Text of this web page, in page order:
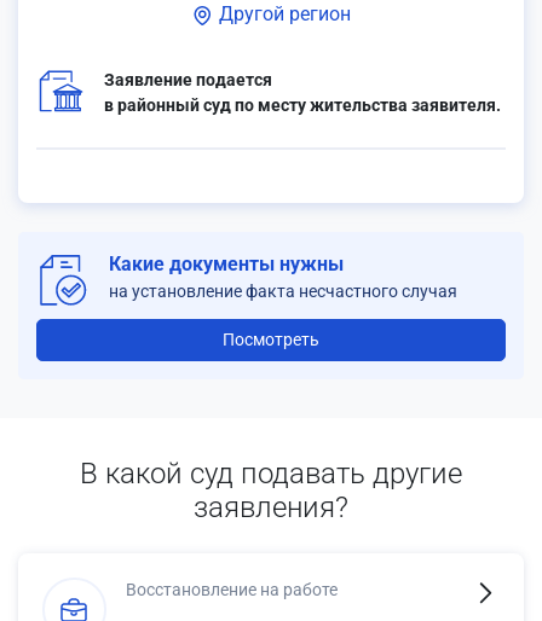
Другой регион
Заявление подается
в районный суд по месту жительства заявителя.
Какие документы нужны
на установление факта несчастного случая
Посмотреть
В какой суд подавать другие
заявления?
Восстановление на работе